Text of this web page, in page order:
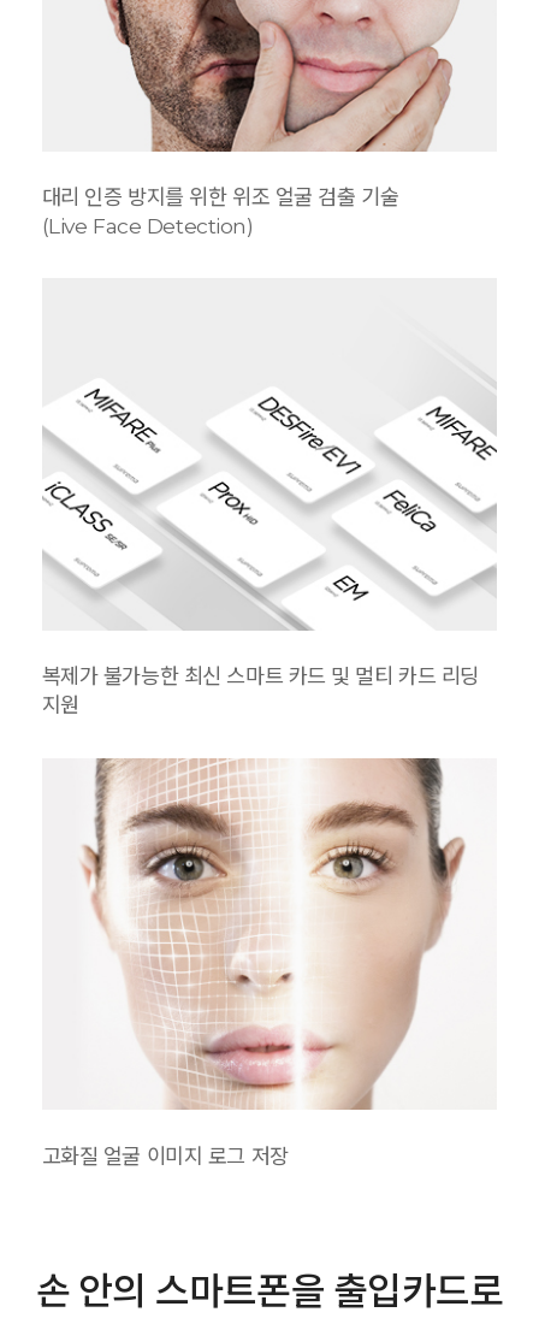
대리 인증 방지를 위한 위조 얼굴 검출 기술
(Live Face Detection)
복제가 불가능한 최신 스마트 카드 및 멀티 카드 리딩
지원
고화질 얼굴 이미지 로그 저장
손 안의 스마트폰을 출입카드로